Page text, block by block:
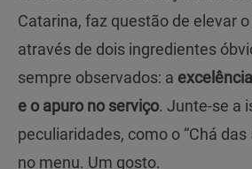
Catarina, faz questão de elevar
através de dois ingredientes
sempre observados: a
e o apuro no serviço. Junte-se a
peculiaridades, como o “Chá
no menu. Um gosto.